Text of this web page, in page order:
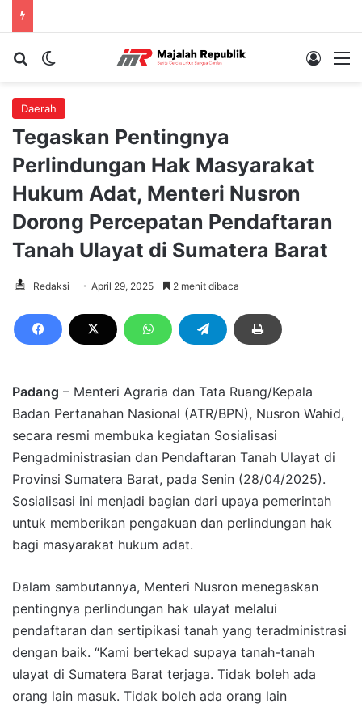
Cari berita...Switch skin Log In
Daerah
Tegaskan Pentingnya
Perlindungan Hak Masyarakat
Hukum Adat, Menteri Nusron
Dorong Percepatan Pendaftaran
Tanah Ulayat di Sumatera Barat
Redaksi April 29, 2025 2 menit dibaca
Padang – Menteri Agraria dan Tata Ruang/Kepala
Badan Pertanahan Nasional (ATR/BPN), Nusron Wahid,
secara resmi membuka kegiatan Sosialisasi
Pengadministrasian dan Pendaftaran Tanah Ulayat di
Provinsi Sumatera Barat, pada Senin (28/04/2025).
Sosialisasi ini menjadi bagian dari upaya pemerintah
untuk memberikan pengakuan dan perlindungan hak
bagi masyarakat hukum adat.
Dalam sambutannya, Menteri Nusron menegaskan
pentingnya perlindungan hak ulayat melalui
pendaftaran dan sertipikasi tanah yang teradministrasi
dengan baik. “Kami bertekad supaya tanah-tanah
ulayat di Sumatera Barat terjaga. Tidak boleh ada
orang lain masuk. Tidak boleh ada orang lain